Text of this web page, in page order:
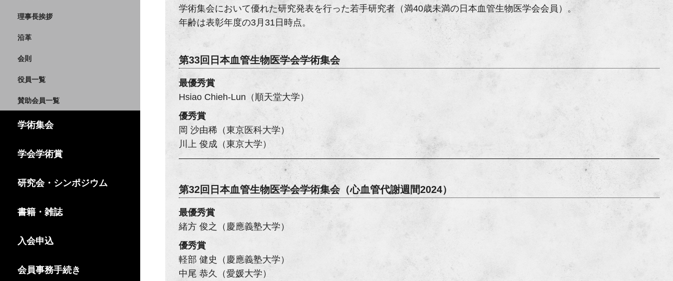
理事長挨拶
沿革
会則
役員一覧
賛助会員一覧
学術集会
学会学術賞
研究会・シンポジウム
書籍・雑誌
入会申込
会員事務手続き
学術集会において優れた研究発表を行った若手研究者（満40歳未満の日本血管生物医学会会員）。
年齢は表彰年度の3月31日時点。
第33回日本血管生物医学会学術集会
最優秀賞
Hsiao Chieh-Lun（順天堂大学）
優秀賞
岡 沙由稀（東京医科大学）
川上 俊成（東京大学）
第32回日本血管生物医学会学術集会（心血管代謝週間2024）
最優秀賞
緒方 俊之（慶應義塾大学）
優秀賞
軽部 健史（慶應義塾大学）
中尾 恭久（愛媛大学）